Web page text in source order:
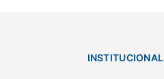
INSTITUCIONAL